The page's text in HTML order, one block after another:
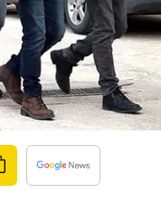
Çankırı
Çorum
Denizli
Diyarbakır
Edirne